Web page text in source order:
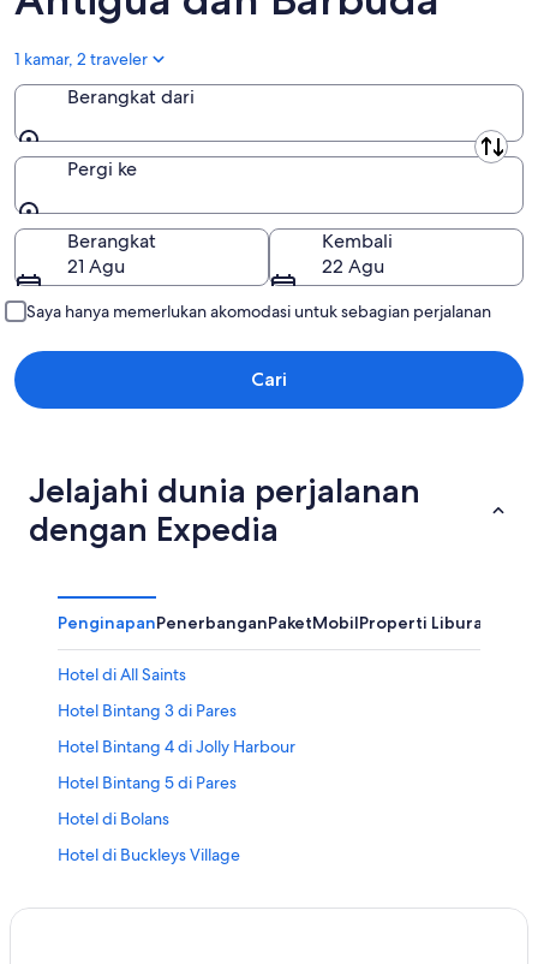
1 kamar, 2 traveler
Berangkat dari
Berangkat dari
Pergi ke
Pergi ke
Berangkat
21 Agu
Kembali
22 Agu
Saya hanya memerlukan akomodasi untuk sebagian perjalanan
Cari
Jelajahi dunia perjalanan
dengan Expedia
PenginapanPenerbanganPaketMobilProperti Liburan
Hotel di All Saints
Hotel Bintang 3 di Pares
Hotel Bintang 4 di Jolly Harbour
Hotel Bintang 5 di Pares
Hotel di Bolans
Hotel di Buckleys Village